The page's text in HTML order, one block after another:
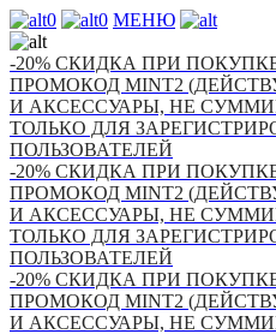
0 0 МЕНЮ
-20% СКИДКА ПРИ
ПРОМОКОД MINT2
И АКСЕССУАРЫ, НЕ
ТОЛЬКО ДЛЯ
ПОЛЬЗОВАТЕЛЕЙ
-20% СКИДКА ПРИ
ПРОМОКОД MINT2
И АКСЕССУАРЫ, НЕ
ТОЛЬКО ДЛЯ
ПОЛЬЗОВАТЕЛЕЙ
-20% СКИДКА ПРИ
ПРОМОКОД MINT2
И АКСЕССУАРЫ, НЕ